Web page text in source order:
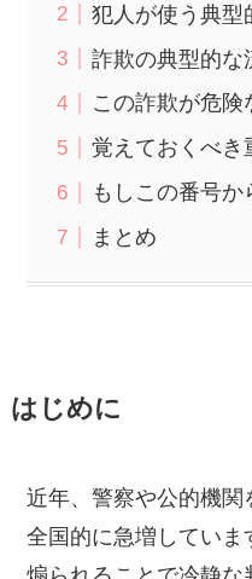
犯人が使う典型
詐欺の典型的な
この詐欺が危険
覚えておくべき
もしこの番号か
まとめ
はじめに
近年、警察や公的機
全国的に急増していま